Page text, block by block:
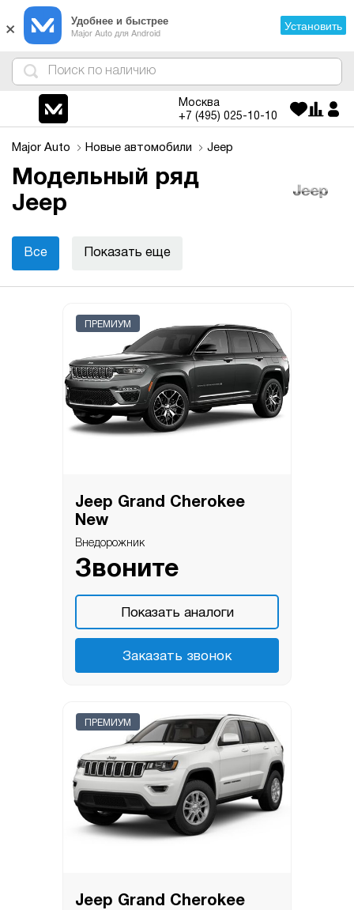
4
1
3
2
Москва
+7 (495) 025-10-10
Major Auto Новые автомобили Jeep
Модельный ряд
Jeep
Все Показать еще
ПРЕМИУМ
Jeep Grand Cherokee
New
Внедорожник
Звоните
Показать аналоги
Заказать звонок
ПРЕМИУМ
Jeep Grand Cherokee
× Удобнее и быстрее
Major Auto для Android Установить